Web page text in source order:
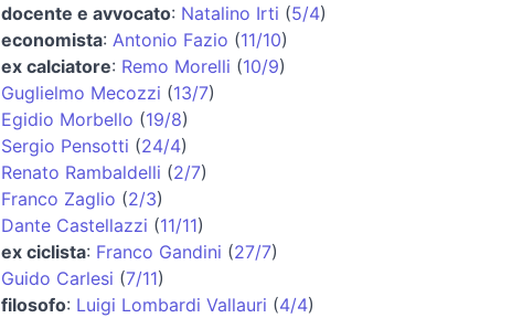
docente e avvocato: Natalino Irti (5/4)
economista: Antonio Fazio (11/10)
ex calciatore: Remo Morelli (10/9)
Guglielmo Mecozzi (13/7)
Egidio Morbello (19/8)
Sergio Pensotti (24/4)
Renato Rambaldelli (2/7)
Franco Zaglio (2/3)
Dante Castellazzi (11/11)
ex ciclista: Franco Gandini (27/7)
Guido Carlesi (7/11)
filosofo: Luigi Lombardi Vallauri (4/4)